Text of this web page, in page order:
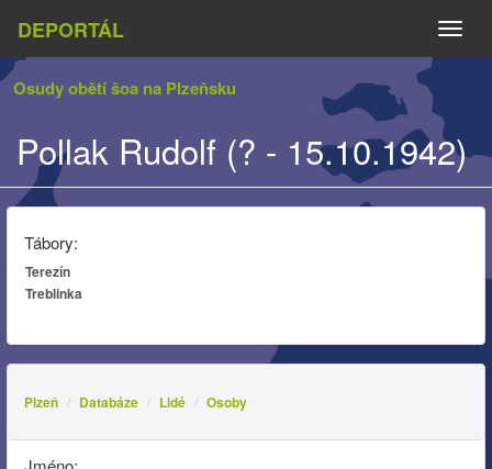
DEPORTÁL
Osudy obětí šoa na Plzeňsku
Pollak Rudolf (? - 15.10.1942)
Tábory:
Terezín
Treblinka
Plzeň Databáze Lidé Osoby